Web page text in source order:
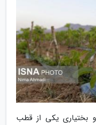
و بختیاری یکی از قطب